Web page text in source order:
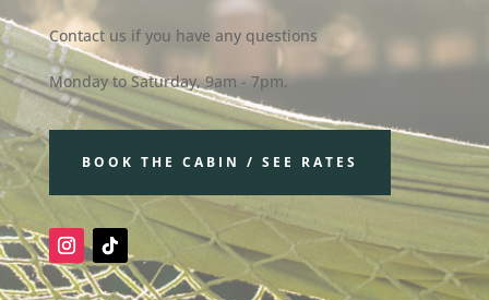
Contact us if you have any questions
Monday to Saturday, 9am - 7pm.
BOOK THE CABIN / SEE RATES